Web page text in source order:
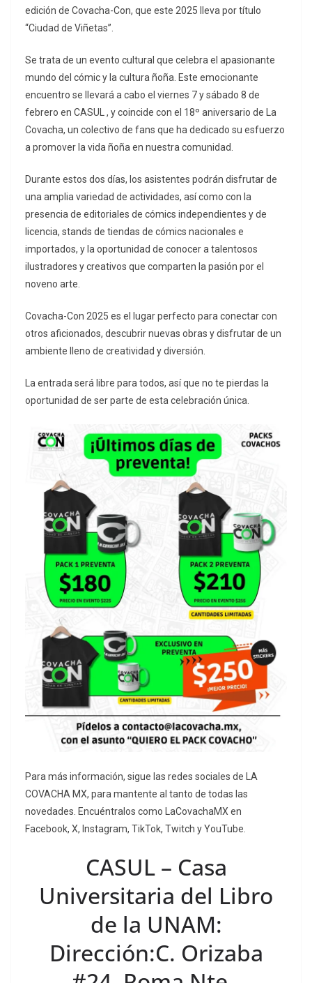
edición de Covacha-Con, que este 2025 lleva por título
“Ciudad de Viñetas”.
Se trata de un evento cultural que celebra el apasionante
mundo del cómic y la cultura ñoña. Este emocionante
encuentro se llevará a cabo el viernes 7 y sábado 8 de
febrero en CASUL , y coincide con el 18º aniversario de
La
Covacha, un colectivo de fans que ha dedicado su esfuerzo
a promover la vida ñoña en nuestra comunidad.
Durante estos dos días, los asistentes podrán disfrutar de
una amplia variedad de actividades, así como con la
presencia de editoriales de cómics independientes y de
licencia, stands de tiendas de cómics nacionales e
importados, y la oportunidad de conocer a talentosos
ilustradores y creativos que comparten la pasión por el
noveno arte.
Covacha-Con 2025 es el lugar perfecto para conectar con
otros aficionados, descubrir nuevas obras y disfrutar de un
ambiente lleno de creatividad y diversión.
La entrada será libre para todos, así que no te pierdas la
oportunidad de ser parte de esta celebración única.
Para más información, sigue las redes sociales de LA
COVACHA MX, para mantente al tanto de todas las
novedades. Encuéntralos como LaCovachaMX en
Facebook, X, Instagram, TikTok, Twitch y YouTube.
CASUL – Casa
Universitaria del Libro
de la UNAM:
Dirección:C. Orizaba